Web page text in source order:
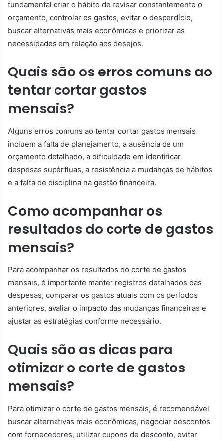
fundamental criar o hábito de revisar constantemente o
orçamento, controlar os gastos, evitar o desperdício,
buscar alternativas mais econômicas e priorizar as
necessidades em relação aos desejos.
Quais são os erros comuns ao
tentar cortar gastos
mensais?
Alguns erros comuns ao tentar cortar gastos mensais
incluem a falta de planejamento, a ausência de um
orçamento detalhado, a dificuldade em identificar
despesas supérfluas, a resistência a mudanças de hábitos
e a falta de disciplina na gestão financeira.
Como acompanhar os
resultados do corte de gastos
mensais?
Para acompanhar os resultados do corte de gastos
mensais, é importante manter registros detalhados das
despesas, comparar os gastos atuais com os períodos
anteriores, avaliar o impacto das mudanças financeiras e
ajustar as estratégias conforme necessário.
Quais são as dicas para
otimizar o corte de gastos
mensais?
Para otimizar o corte de gastos mensais, é recomendável
buscar alternativas mais econômicas, negociar descontos
com fornecedores, utilizar cupons de desconto, evitar